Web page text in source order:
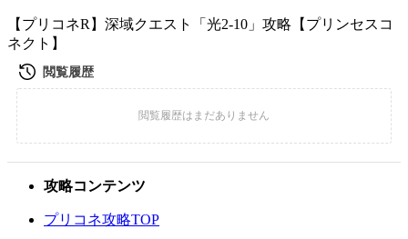
【プリコネR】深域クエスト「光2-10」攻略【プリンセスコ
ネクト】
攻略コンテンツ
プリコネ攻略TOP